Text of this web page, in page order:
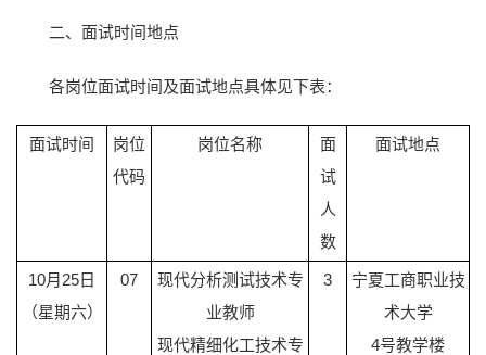
二、面试时间地点
各岗位面试时间及面试地点具体见下表：
面试时间
岗位
代码
岗位名称
面
试
人
数
面试地点
10月25日
（星期六）
07
现代分析测试技术专
业教师
现代精细化工技术专
3
宁夏工商职业技
术大学
4号教学楼